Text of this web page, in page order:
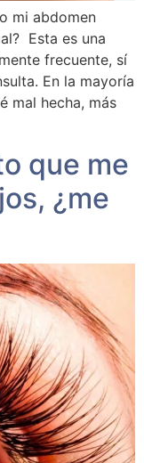
mi abdomen
Esta es una
frecuente, sí
En la mayoría
mal hecha, más
que me
¿me